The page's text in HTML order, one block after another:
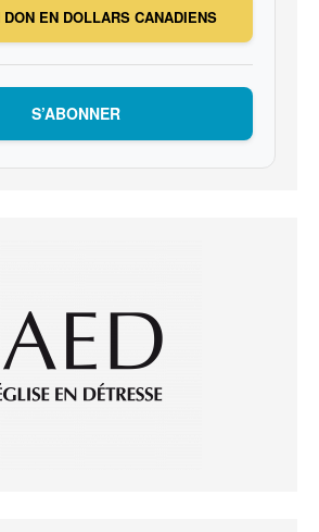
DON EN DOLLARS CANADIENS
S’ABONNER